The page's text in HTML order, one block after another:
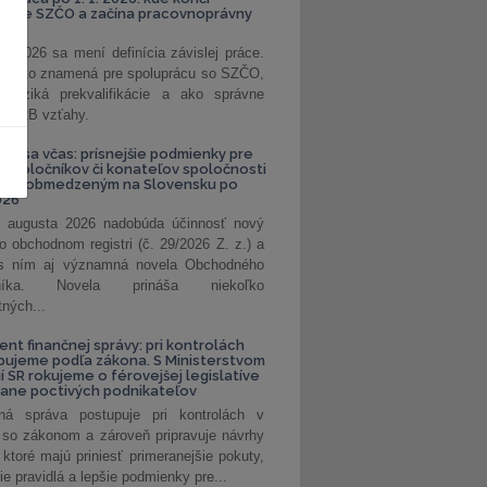
SZČO a začína pracovnoprávny
1. 2026 sa mení definícia závislej práce.
čo to znamená pre spoluprácu so SZČO,
riziká prekvalifikácie a ako správne
B2B vzťahy.
sa včas: prísnejšie podmienky pre
spoločníkov či konateľov spoločnosti
obmedzeným na Slovensku po
augusta 2026 nadobúda účinnosť nový
obchodnom registri (č. 29/2026 Z. z.) a
ním aj významná novela Obchodného
Novela prináša niekoľko
finančnej správy: pri kontrolách
podľa zákona. S Ministerstvom
SR rokujeme o férovejšej legislatíve
poctivých podnikateľov
správa postupuje pri kontrolách v
zákonom a zároveň pripravuje návrhy
majú priniesť primeranejšie pokuty,
pravidlá a lepšie podmienky pre...